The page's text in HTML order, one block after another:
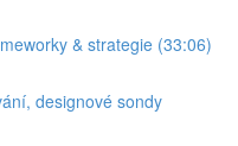
& strategie (33:06)
designové sondy